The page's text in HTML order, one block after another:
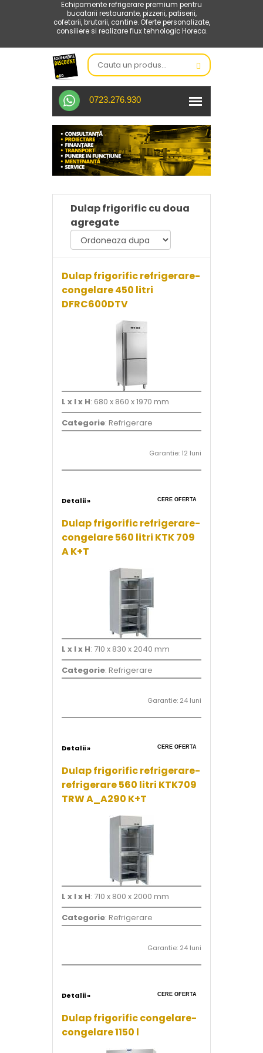
Echipamente refrigerare premium pentru
bucatarii restaurante, pizzerii, patiserii,
cofetarii, brutarii, cantine. Oferte personalizate,
consiliere si realizare flux tehnologic Horeca.
0723.276.930
Dulap frigorific cu doua
agregate
Dulap frigorific refrigerare-
congelare 450 litri
DFRC600DTV
L x l x H: 680 x 860 x 1970 mm
Categorie: Refrigerare
Garantie: 12 luni
Detalii » CERE OFERTA
Dulap frigorific refrigerare-
congelare 560 litri KTK 709
A K+T
L x l x H: 710 x 830 x 2040 mm
Categorie: Refrigerare
Garantie: 24 luni
Detalii » CERE OFERTA
Dulap frigorific refrigerare-
refrigerare 560 litri KTK709
TRW A_A290 K+T
L x l x H: 710 x 800 x 2000 mm
Categorie: Refrigerare
Garantie: 24 luni
Detalii » CERE OFERTA
Dulap frigorific congelare-
congelare 1150 l